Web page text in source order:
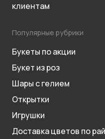
клиентам
Популярные рубрики
Букеты по акции
Букет из роз
Шары с гелием
Открытки
Игрушки
Доставка цветов по